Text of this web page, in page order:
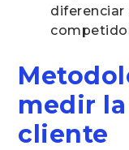
diferenciar
medir
cliente